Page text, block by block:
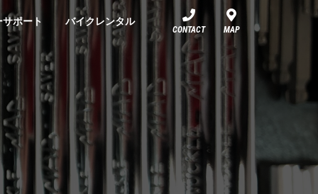
ポート バイクレンタル
CONTACT MAP